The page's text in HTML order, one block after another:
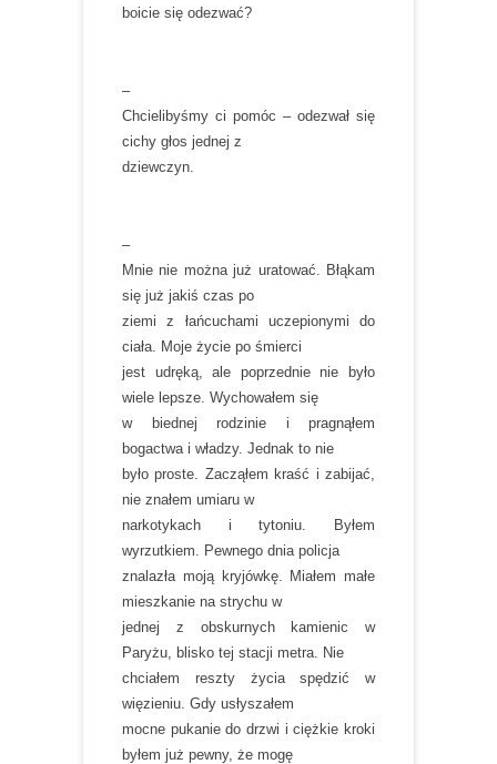
boicie się odezwać?
–
Chcielibyśmy ci pomóc – odezwał się
cichy głos jednej z
dziewczyn.
–
Mnie nie można już uratować. Błąkam
się już jakiś czas po
ziemi z łańcuchami uczepionymi do
ciała. Moje życie po śmierci
jest udręką, ale poprzednie nie było
wiele lepsze. Wychowałem się
w biednej rodzinie i pragnąłem
bogactwa i władzy. Jednak to nie
było proste. Zacząłem kraść i zabijać,
nie znałem umiaru w
narkotykach i tytoniu. Byłem
wyrzutkiem. Pewnego dnia policja
znalazła moją kryjówkę. Miałem małe
mieszkanie na strychu w
jednej z obskurnych kamienic w
Paryżu, blisko tej stacji metra. Nie
chciałem reszty życia spędzić w
więzieniu. Gdy usłyszałem
mocne pukanie do drzwi i ciężkie kroki
byłem już pewny, że mogę